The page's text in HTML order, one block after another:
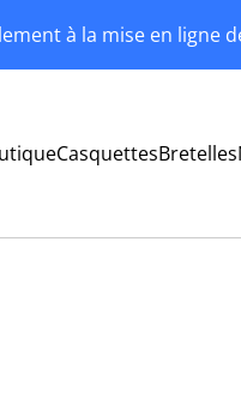
à la mise en ligne
CasquettesBretelles